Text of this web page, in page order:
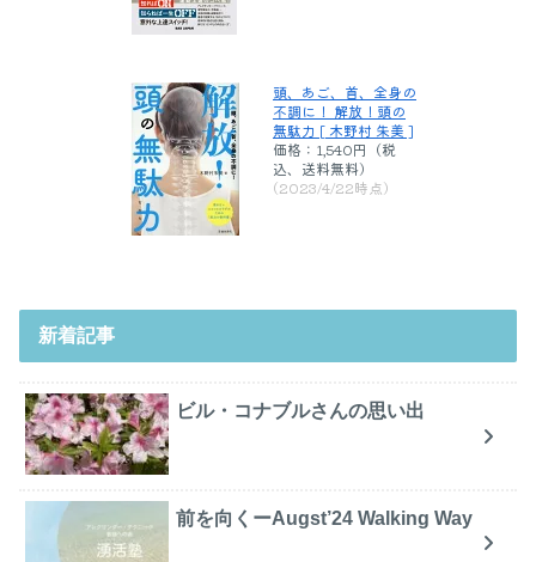
頭、あご、首、全身の
不調に！ 解放！頭の
無駄力 [ 木野村 朱美 ]
価格：1,540円（税
込、送料無料)
(2023/4/22時点)
新着記事
ビル・コナブルさんの思い出
前を向くーAugst’24 Walking Way